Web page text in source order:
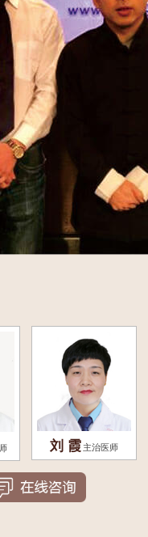
刘 霞 主治医师